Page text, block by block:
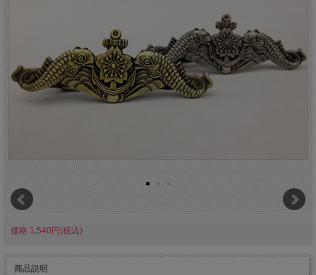
価格:1,540円(税込)
商品説明